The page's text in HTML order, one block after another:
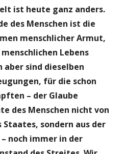
ist heute ganz anders.
des Menschen ist die
menschlicher Armut,
Lebens
aber sind dieselben
für die schon
– der Glaube
des Menschen nicht von
sondern aus der
noch immer in der